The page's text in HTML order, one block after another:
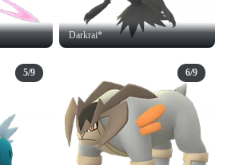
Darkrai*
5/9 6/9